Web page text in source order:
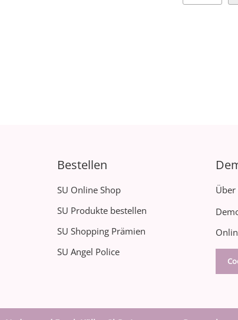
Bestellen
SU Online Shop
SU Produkte bestellen
SU Shopping Prämien
SU Angel Police
Über